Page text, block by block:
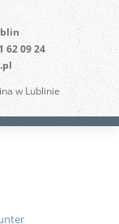
62 09 24
w Lublinie